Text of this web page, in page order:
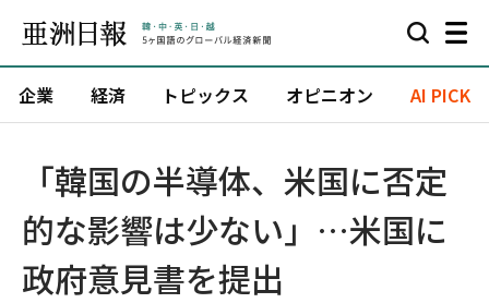
企業 経済 トピックス オピニオン AI PICK
「韓国の半導体、米国に否定
的な影響は少ない」…米国に
政府意見書を提出